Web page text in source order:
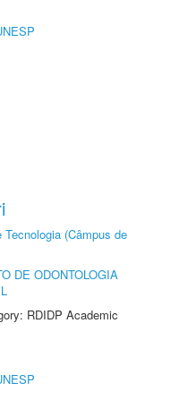
(Câmpus de
DE ODONTOLOGIA
RDIDP Academic